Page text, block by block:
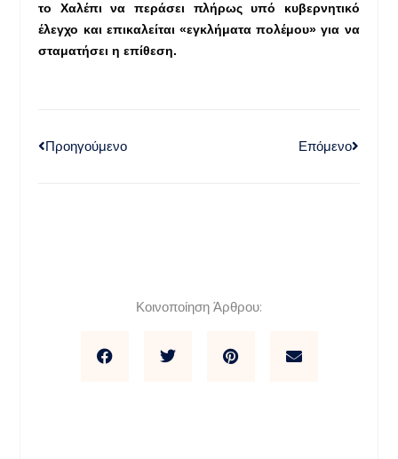
το Χαλέπι να περάσει πλήρως υπό κυβερνητικό
έλεγχο και επικαλείται «εγκλήματα πολέμου» για να
σταματήσει η επίθεση.
Προηγούμενο Επόμενο
Κοινοποίηση Άρθρου: